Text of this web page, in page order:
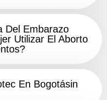
Del Embarazo
Utilizar El Aborto
En Bogotásin